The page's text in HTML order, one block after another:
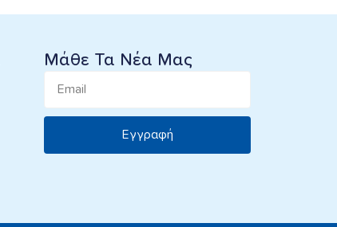
Μάθε Τα Νέα Μας
Εγγραφή